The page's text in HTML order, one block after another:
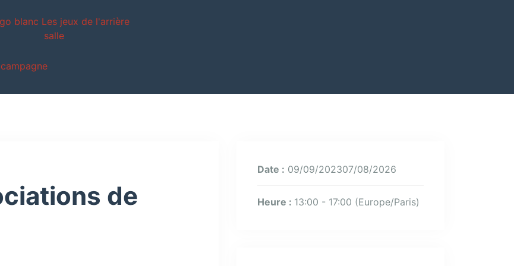
de
Date : 09/09/202307/08/2026
Heure : 13:00 - 17:00 (Europe/Paris)